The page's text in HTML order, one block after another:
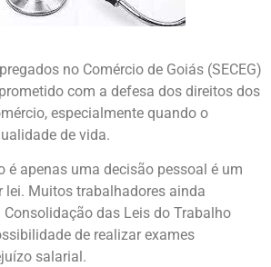
no Comércio de Goiás (SECEG)
com a defesa dos direitos dos
especialmente quando o
de vida.
é apenas uma decisão pessoal é um
lei. Muitos trabalhadores ainda
Consolidação das Leis do Trabalho
de realizar exames
salarial.